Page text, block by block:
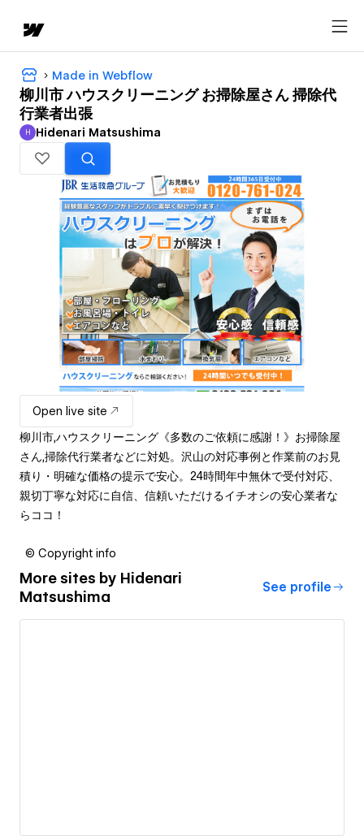
Made in Webflow
柳川市 ハウスクリーニング お掃除屋さん 掃除代
行業者出張
Hidenari Matsushima
H Hidenari Matsushima
Open live site
柳川市,ハウスクリーニング《多数のご依頼に感謝！》お掃除屋
さん,掃除代行業者などに対処。沢山の対応事例と作業前のお見
積り・明確な価格の提示で安心。24時間年中無休で受付対応、
親切丁寧な対応に自信、信頼いただけるイチオシの安心業者な
らココ！
© Copyright info
More sites by Hidenari
Matsushima
See profile